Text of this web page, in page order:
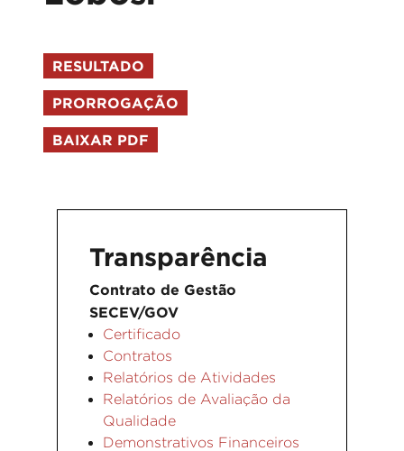
RESULTADO
PRORROGAÇÃO
BAIXAR PDF
Transparência
Contrato de Gestão
SECEV/GOV
Certificado
Contratos
Relatórios de Atividades
Relatórios de Avaliação da
Qualidade
Demonstrativos Financeiros